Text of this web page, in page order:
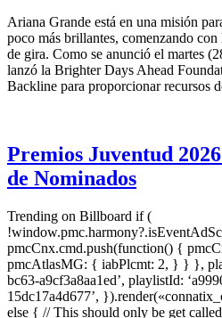
Ariana Grande está en una misión
poco más brillantes, comenzando con
de gira. Como se anunció el martes
lanzó la Brighter Days Ahead
Backline para proporcionar recursos
Premios Juventud
de Nominados
Trending on Billboard if (
pmcCnx.cmd.push(function() {
pmcAtlasMG: { iabPlcmt: 2, } } },
bc63-a9cf3a8aa1ed’, playlistId:
15dc17a4d677’,
else { // This should only be get